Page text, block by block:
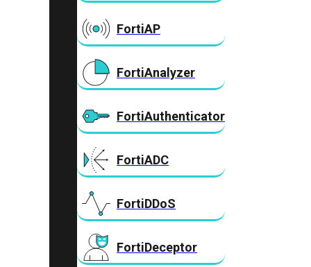
FortiAP
FortiAnalyzer
FortiAuthenticator
FortiADC
FortiDDoS
FortiDeceptor